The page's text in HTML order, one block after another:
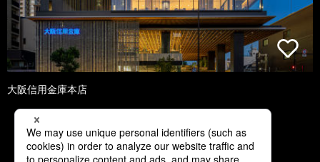
大阪信用金庫本店
1 2 3 4 5